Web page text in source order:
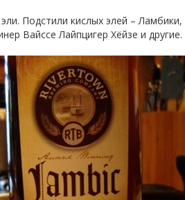
Подстили кислых элей –
Вайссе Лайпцигер Хёйзе и другие.